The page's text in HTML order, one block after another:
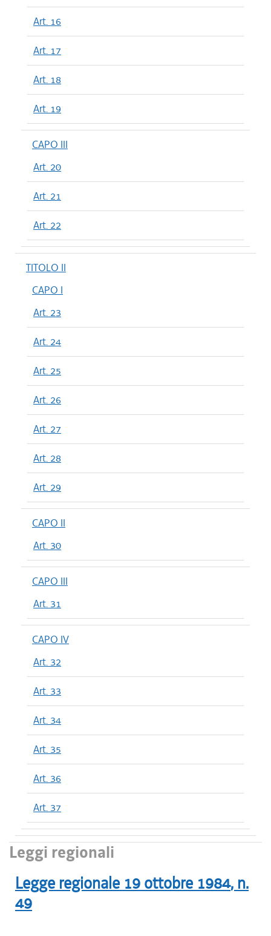
Art. 16
Art. 17
Art. 18
Art. 19
CAPO III
Art. 20
Art. 21
Art. 22
TITOLO II
CAPO I
Art. 23
Art. 24
Art. 25
Art. 26
Art. 27
Art. 28
Art. 29
CAPO II
Art. 30
CAPO III
Art. 31
CAPO IV
Art. 32
Art. 33
Art. 34
Art. 35
Art. 36
Art. 37
Leggi regionali
Legge regionale 19 ottobre 1984, n.
49